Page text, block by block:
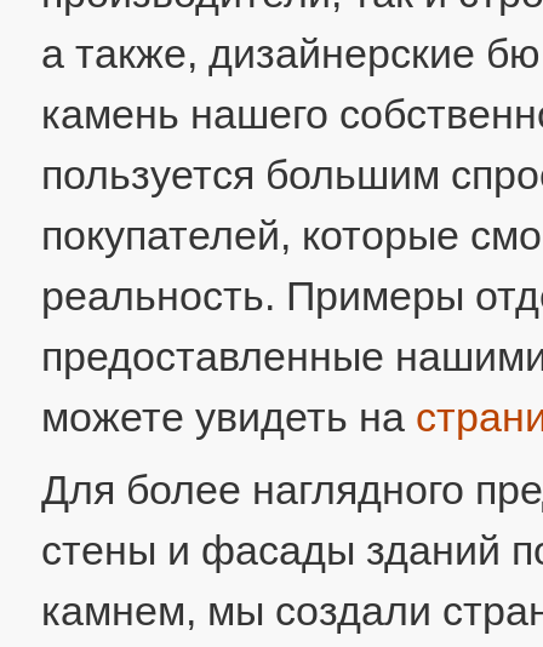
а также, дизайнерские
камень нашего
пользуется большим
покупателей, которые
реальность. Примеры
предоставленные
можете увидеть на
Для более наглядного
стены и фасады зданий
камнем, мы создали